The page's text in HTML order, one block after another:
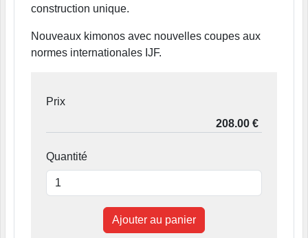
construction unique.
Nouveaux kimonos avec nouvelles coupes aux
normes internationales IJF.
Prix
Quantité
Ajouter au panier